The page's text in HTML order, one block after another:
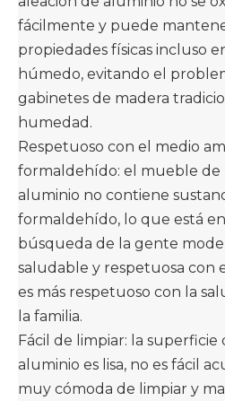
fácilmente y puede
propiedades físicas incluso
húmedo, evitando el
gabinetes de madera
humedad. ‌
Respetuoso con el medio
formaldehído: el mueble
aluminio no contiene
formaldehído, lo que está
búsqueda de la gente
saludable y respetuosa con
es más respetuoso con la
la familia. ‌
Fácil de limpiar: la superficie
aluminio es lisa, no es fácil
muy cómoda de limpiar y